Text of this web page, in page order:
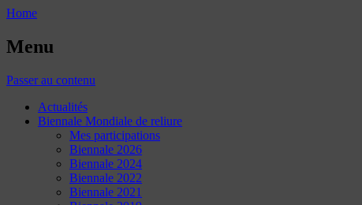
Home
Menu
Passer au contenu
Actualités
Biennale Mondiale de reliure
Mes participations
Biennale 2026
Biennale 2024
Biennale 2022
Biennale 2021